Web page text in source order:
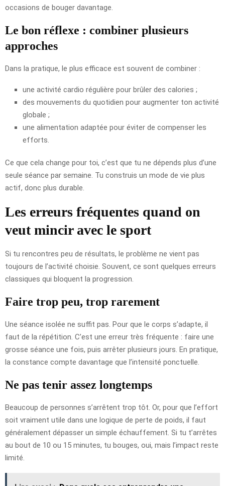
occasions de bouger davantage.
Le bon réflexe : combiner plusieurs
approches
Dans la pratique, le plus efficace est souvent de combiner :
une activité cardio régulière pour brûler des calories ;
des mouvements du quotidien pour augmenter ton activité
globale ;
une alimentation adaptée pour éviter de compenser les
efforts.
Ce que cela change pour toi, c’est que tu ne dépends plus d’une
seule séance par semaine. Tu construis un mode de vie plus
actif, donc plus durable.
Les erreurs fréquentes quand on
veut mincir avec le sport
Si tu rencontres peu de résultats, le problème ne vient pas
toujours de l’activité choisie. Souvent, ce sont quelques erreurs
classiques qui bloquent la progression.
Faire trop peu, trop rarement
Une séance isolée ne suffit pas. Pour que le corps s’adapte, il
faut de la répétition. C’est une erreur très fréquente : faire une
grosse séance une fois, puis arrêter plusieurs jours. En pratique,
la constance compte davantage que l’intensité ponctuelle.
Ne pas tenir assez longtemps
Beaucoup de personnes s’arrêtent trop tôt. Or, pour que l’effort
soit vraiment utile dans une logique de perte de poids, il faut
généralement dépasser un simple échauffement. Si tu t’arrêtes
au bout de 10 ou 15 minutes, tu bouges, oui, mais l’impact reste
limité.